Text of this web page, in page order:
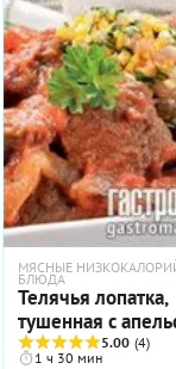
МЯСНЫЕ
БЛЮДА
Телячья лопатка,
тушенная с
5.00 (4)
1 ч 30 мин